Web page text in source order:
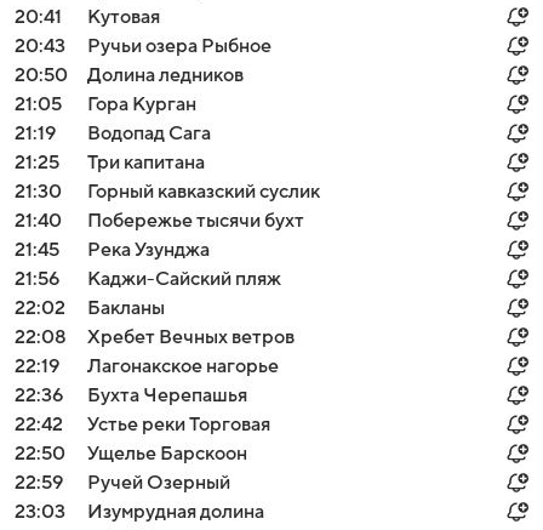
20:41
Кутовая
20:43
Ручьи озера Рыбное
20:50
Долина ледников
21:05
Гора Курган
21:19
Водопад Сага
21:25
Три капитана
21:30
Горный кавказский суслик
21:40
Побережье тысячи бухт
21:45
Река Узунджа
21:56
Каджи-Сайский пляж
22:02
Бакланы
22:08
Хребет Вечных ветров
22:19
Лагонакское нагорье
22:36
Бухта Черепашья
22:42
Устье реки Торговая
22:50
Ущелье Барскоон
22:59
Ручей Озерный
23:03
Изумрудная долина